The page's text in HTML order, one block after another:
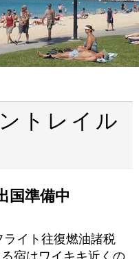
トレイル
国準備中
ライト往復燃油諸税